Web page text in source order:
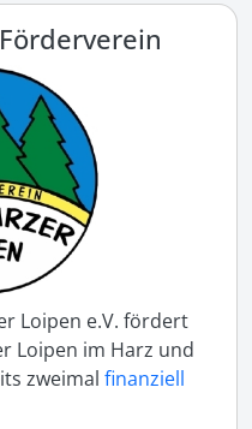
Loipen e.V. fördert
Loipen im Harz und
zweimal finanziell